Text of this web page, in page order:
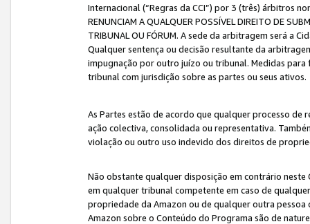
Internacional (“Regras da CCI”) por 3 (três) árbitros
RENUNCIAM A QUALQUER POSSÍVEL DIREITO DE
TRIBUNAL OU FÓRUM. A sede da arbitragem será a
Qualquer sentença ou decisão resultante da
impugnação por outro juízo ou tribunal. Medidas
tribunal com jurisdição sobre as partes ou seus ativos.
As Partes estão de acordo que qualquer processo
ação colectiva, consolidada ou representativa.
violação ou outro uso indevido dos direitos de
Não obstante qualquer disposição em contrário
em qualquer tribunal competente em caso de
propriedade da Amazon ou de qualquer outra
Amazon sobre o Conteúdo do Programa são de